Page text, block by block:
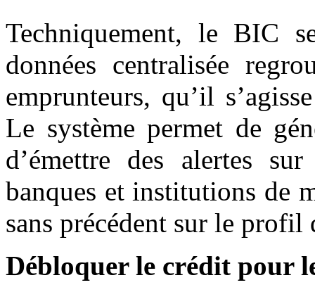
Techniquement, le BIC
données centralisée
emprunteurs, qu’il
Le système permet de
d’émettre des alertes
banques et institutions de
sans précédent sur le
Débloquer le crédit pour